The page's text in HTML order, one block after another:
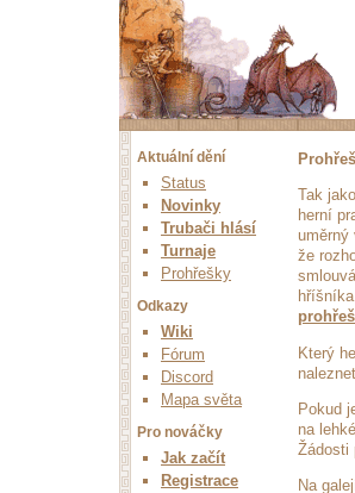
Aktuální dění
Status
Novinky
Trubači hlásí
Turnaje
Prohřešky
Odkazy
Wiki
Fórum
Discord
Mapa světa
Pro nováčky
Jak začít
Registrace
Tak
herní
uměrný
že
Který
Pokud
na
Žádosti
Na